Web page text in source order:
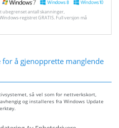
ubegrenset antall skanninger,
registret GRATIS. Full versjon må
å gjenopprette manglende
så vel som for nettverkskort,
og installeres fra Windows Update